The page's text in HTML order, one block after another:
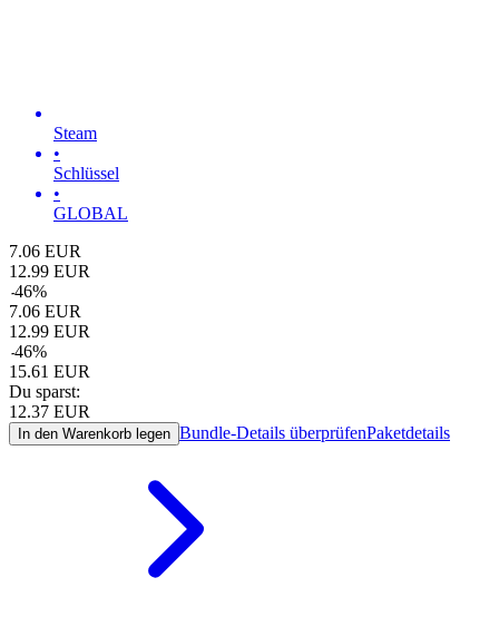
Steam
•
Schlüssel
•
GLOBAL
7.06 EUR
12.99 EUR
-46%
7.06 EUR
12.99 EUR
-46%
15.61 EUR
Du sparst:
12.37 EUR
In den Warenkorb legen Bundle-Details überprüfenPaketdetails